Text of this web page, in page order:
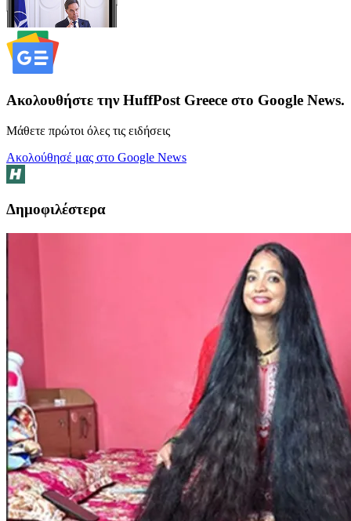
Ακολουθήστε την HuffPost Greece στο Google News.
Μάθετε πρώτοι όλες τις ειδήσεις
Ακολούθησέ μας στο Google News
Δημοφιλέστερα